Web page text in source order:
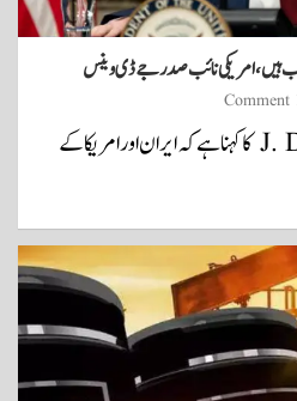
ہیں، امریکی نائب صدر جے ڈی وینس
امریکی نائب صدر J. D. Vance کا کہنا ہے کہ ایران اور امریکا کے